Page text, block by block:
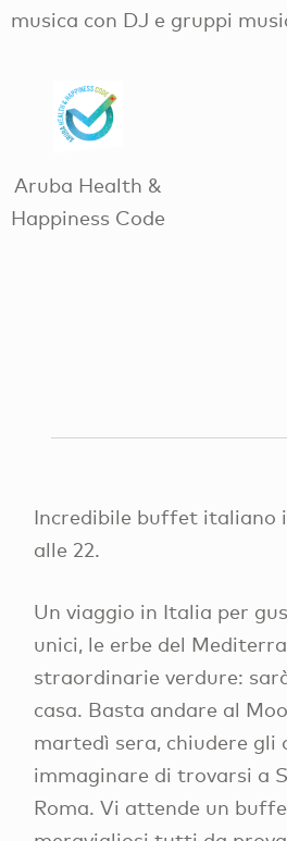
musica con DJ e gruppi
Aruba Health &
Happiness Code
Incredibile buffet italiano
alle 22.
Un viaggio in Italia per
unici, le erbe del
straordinarie verdure:
casa. Basta andare al
martedì sera, chiudere gli
immaginare di trovarsi a
Roma. Vi attende un